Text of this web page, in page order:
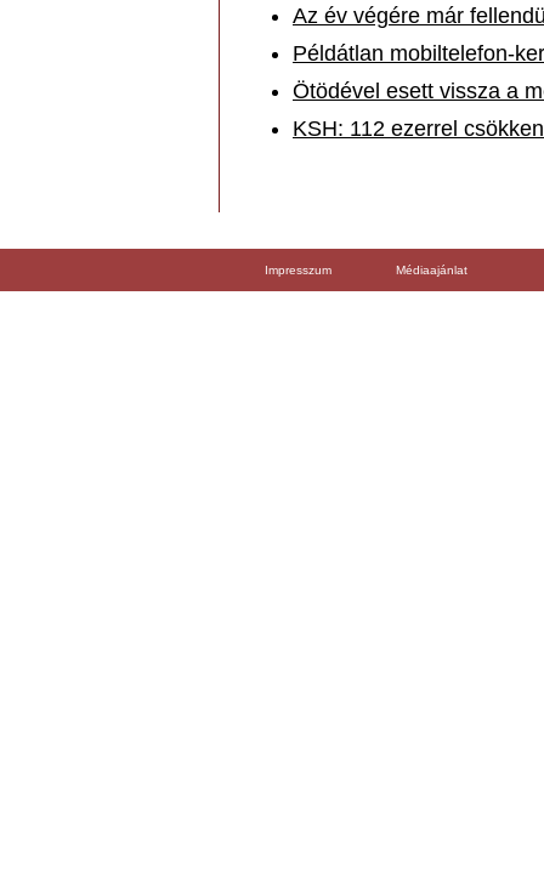
Az év végére már
Példátlan mobiltelefon-
Ötödével esett vissza a
KSH: 112 ezerrel
Impresszum Médiaajánlat